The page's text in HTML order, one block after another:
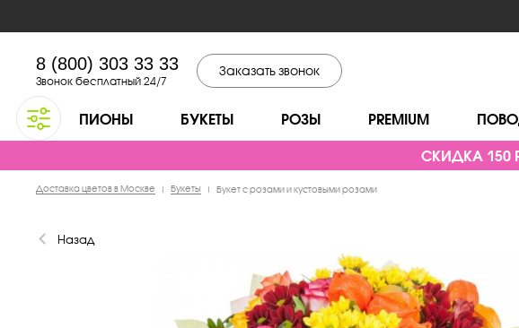
8 (800) 303 33 33
Звонок бесплатный 24/7
Заказать звонок
ПИОНЫ БУКЕТЫ РОЗЫ PREMIUM
СКИДКА 150
Доставка цветов в Москве | Букеты | Букет с розами и кустовыми розами
Назад